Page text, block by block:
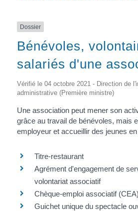
Dossier
Bénévoles,
salariés d'une
Vérifié le 04 octobre 2021 - Direction de
administrative (Première ministre)
Une association peut mener son
grâce au travail de bénévoles, mais
employeur et accueillir des jeunes
Titre-restaurant
Agrément d'engagement de
volontariat associatif
Chèque-emploi associatif (CEA)
Guichet unique du spectacle